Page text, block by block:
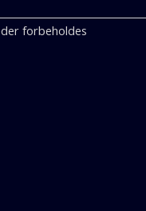
forbeholdes